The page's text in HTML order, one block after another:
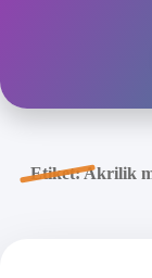
Anasayfa
Etiket:Akrilik